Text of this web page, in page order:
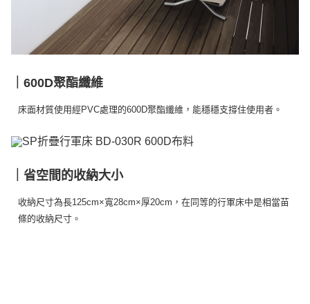
｜600D聚酯纖維
床面材質使用經PVC處理的600D聚酯纖維，能穩穩支撐住使用者。
｜省空間的收納大小
收納尺寸為長125cm×寬28cm×厚20cm，在同等的行軍床中是相當苗
條的收納尺寸。